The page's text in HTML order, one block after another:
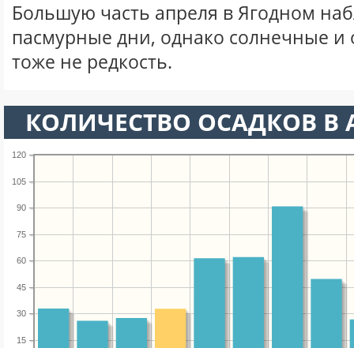
Большую часть апреля в Ягодном
пасмурные дни, однако солнечные
тоже не редкость.
КОЛИЧЕСТВО ОСАДКОВ В
15
30
45
60
75
90
105
120